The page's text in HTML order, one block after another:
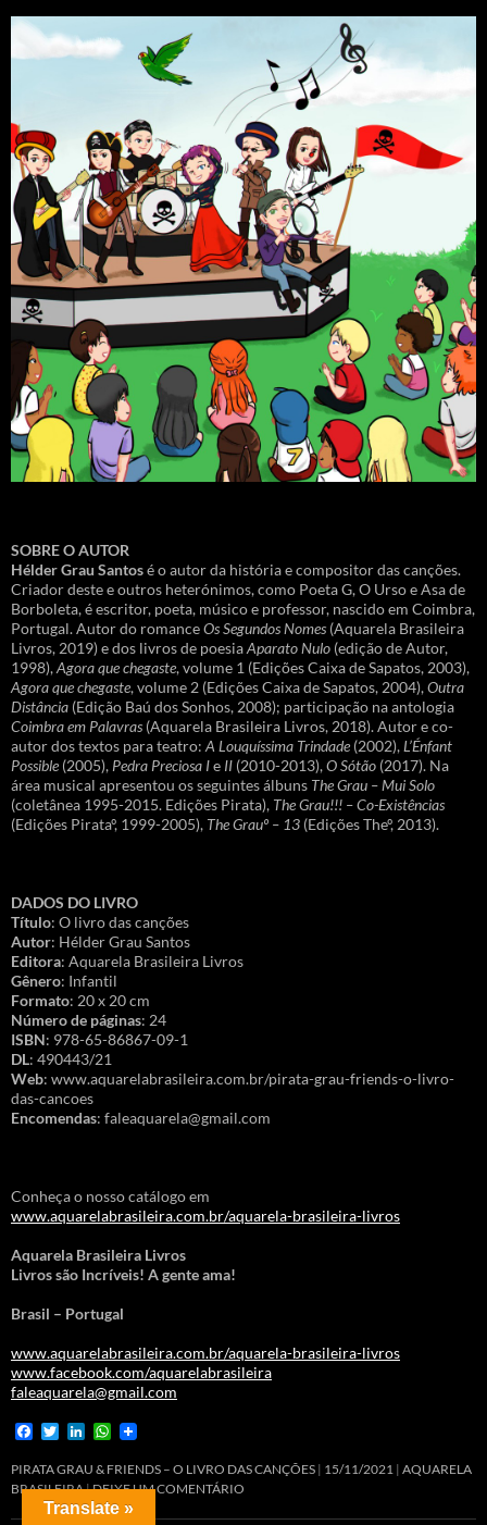
SOBRE O AUTOR
Hélder Grau Santosé o autor da história e compositor das canções.
Criador deste e outros heterónimos, como Poeta G, O Urso e Asa de
Borboleta, é escritor, poeta, músico e professor, nascido em Coimbra,
Portugal. Autor do romanceOs Segundos Nomes (Aquarela Brasileira
Livros, 2019) e dos livros de poesiaAparato Nulo (edição de Autor,
1998),Agora que chegaste, volume 1 (Edições Caixa de Sapatos, 2003),
Agora que chegaste, volume 2 (Edições Caixa de Sapatos, 2004),Outra
Distância (Edição Baú dos Sonhos, 2008); participação na antologia
Coimbra em Palavras (Aquarela Brasileira Livros, 2018). Autor e co-
autor dos textos para teatro: A Louquíssima Trindade (2002),L’Énfant
Possible (2005), Pedra Preciosa Ie II (2010-2013),O Sótão (2017). Na
área musical apresentou os seguintes álbuns The Grau – Mui Solo
(coletânea 1995-2015. Edições Pirata), The Grau!!! – Co-Existências
(Edições Pirataº, 1999-2005), The Grauº – 13 (Edições Theº, 2013).
DADOS DO LIVRO
Título: O livro das canções
Autor: Hélder Grau Santos
Editora: Aquarela Brasileira Livros
Gênero: Infantil
Formato: 20 x 20 cm
Número de páginas: 24
ISBN: 978-65-86867-09-1
DL: 490443/21
Web: www.aquarelabrasileira.com.br/pirata-grau-friends-o-livro-
das-cancoes
Encomendas: faleaquarela@gmail.com
Conheça o nosso catálogo em
www.aquarelabrasileira.com.br/aquarela-brasileira-livros
Aquarela Brasileira Livros
Livros são Incríveis! A gente ama!
Brasil – Portugal
www.aquarelabrasileira.com.br/aquarela-brasileira-livros
www.facebook.com/aquarelabrasileira
faleaquarela@gmail.com
F
c
e
i
t
t
e
n
k
e
d
W
a
t
s
A
PIRATA GRAU & FRIENDS – O LIVRO DAS CANÇÕES 15/11/2021 AQUARELA
BRASILEIRA DEIXE UM COMENTÁRIO
Translate »